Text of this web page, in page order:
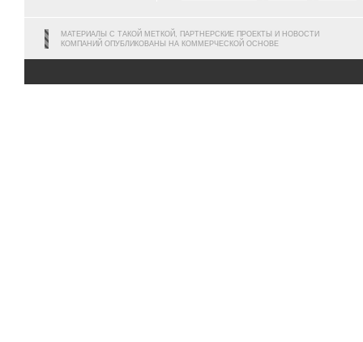
МАТЕРИАЛЫ С ТАКОЙ МЕТКОЙ, ПАРТНЕРСКИЕ ПРОЕКТЫ И НОВОСТИ
КОМПАНИЙ ОПУБЛИКОВАНЫ НА КОММЕРЧЕСКОЙ ОСНОВЕ